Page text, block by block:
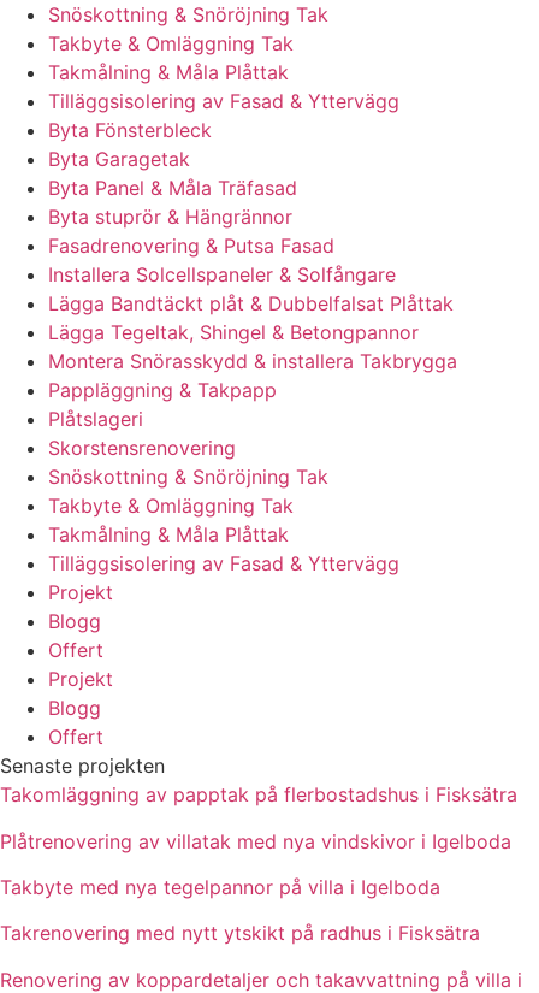
Snöskottning & Snöröjning Tak
Takbyte & Omläggning Tak
Takmålning & Måla Plåttak
Tilläggsisolering av Fasad & Yttervägg
Byta Fönsterbleck
Byta Garagetak
Byta Panel & Måla Träfasad
Byta stuprör & Hängrännor
Fasadrenovering & Putsa Fasad
Installera Solcellspaneler & Solfångare
Lägga Bandtäckt plåt & Dubbelfalsat Plåttak
Lägga Tegeltak, Shingel & Betongpannor
Montera Snörasskydd & installera Takbrygga
Pappläggning & Takpapp
Plåtslageri
Skorstensrenovering
Snöskottning & Snöröjning Tak
Takbyte & Omläggning Tak
Takmålning & Måla Plåttak
Tilläggsisolering av Fasad & Yttervägg
Projekt
Blogg
Offert
Projekt
Blogg
Offert
Senaste projekten
Takomläggning av papptak på flerbostadshus i Fisksätra
Plåtrenovering av villatak med nya vindskivor i Igelboda
Takbyte med nya tegelpannor på villa i Igelboda
Takrenovering med nytt ytskikt på radhus i Fisksätra
Renovering av koppardetaljer och takavvattning på villa i